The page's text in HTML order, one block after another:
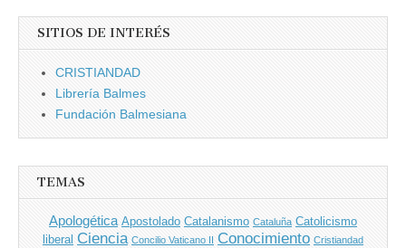
SITIOS DE INTERÉS
CRISTIANDAD
Librería Balmes
Fundación Balmesiana
TEMAS
Apologética Apostolado Catalanismo Cataluña Catolicismo
liberal Ciencia Concilio Vaticano II Conocimiento Cristiandad